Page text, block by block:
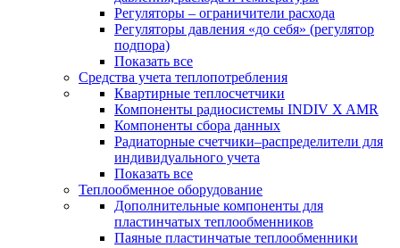
Регуляторы – ограничители расхода
Регуляторы давления «до себя» (регулятор
подпора)
Показать все
Средства учета теплопотребления
Квартирные теплосчетчики
Компоненты радиосистемы INDIV X AMR
Компоненты сбора данных
Радиаторные счетчики–распределители для
индивидуального учета
Показать все
Теплообменное оборудование
Дополнительные компоненты для
пластинчатых теплообменников
Паяные пластинчатые теплообменники